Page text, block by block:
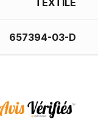
TEXTILE
657394-03-D